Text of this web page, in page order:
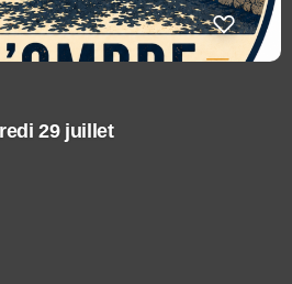
29 juillet